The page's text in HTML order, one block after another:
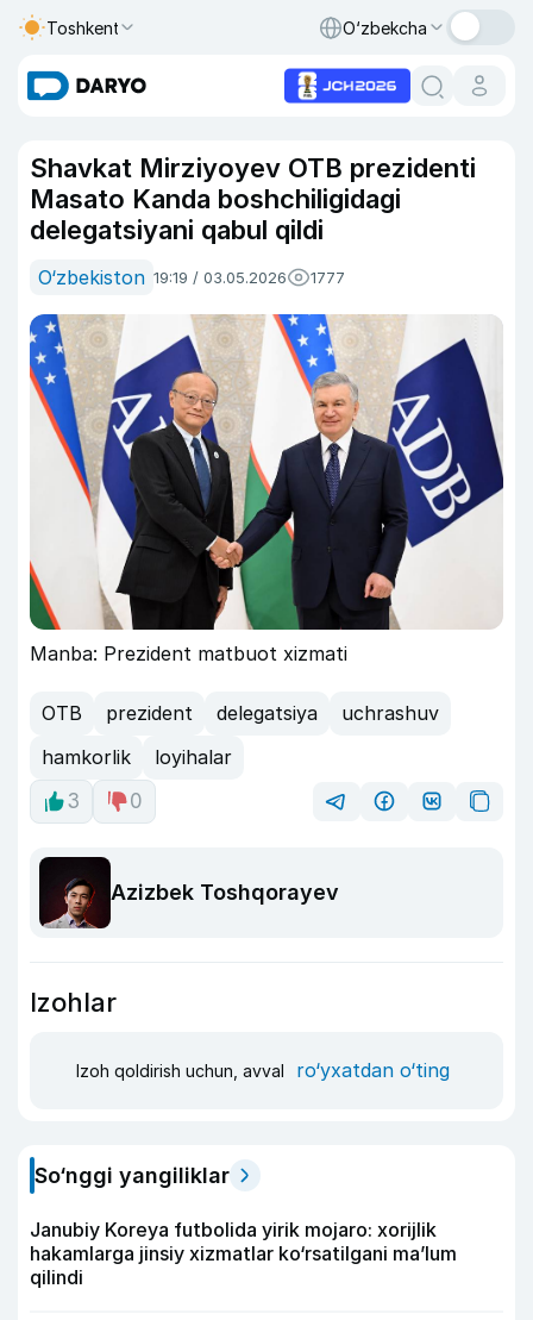
Toshkent O‘zbekcha
Shavkat Mirziyoyev OTB prezidenti
Masato Kanda boshchiligidagi
delegatsiyani qabul qildi
O‘zbekiston 19:19 / 03.05.2026 1777
Manba: Prezident matbuot xizmati
OTB prezident delegatsiya
uchrashuv
hamkorlik
loyihalar
3
0
Azizbek Toshqorayev
Izohlar
Izoh qoldirish uchun, avval ro‘yxatdan o‘ting
So‘nggi yangiliklar
Janubiy Koreya futbolida yirik mojaro: xorijlik
hakamlarga jinsiy xizmatlar ko‘rsatilgani ma’lum
qilindi